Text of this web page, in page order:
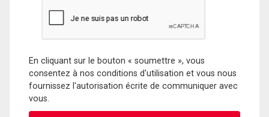
En cliquant sur le bouton « soumettre », vous
consentez à nos conditions d'utilisation et vous nous
fournissez l'autorisation écrite de communiquer avec
vous.